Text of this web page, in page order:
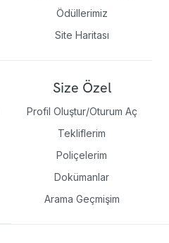
Ödüllerimiz
Site Haritası
Size Özel
Profil Oluştur/Oturum Aç
Tekliflerim
Poliçelerim
Dokümanlar
Arama Geçmişim